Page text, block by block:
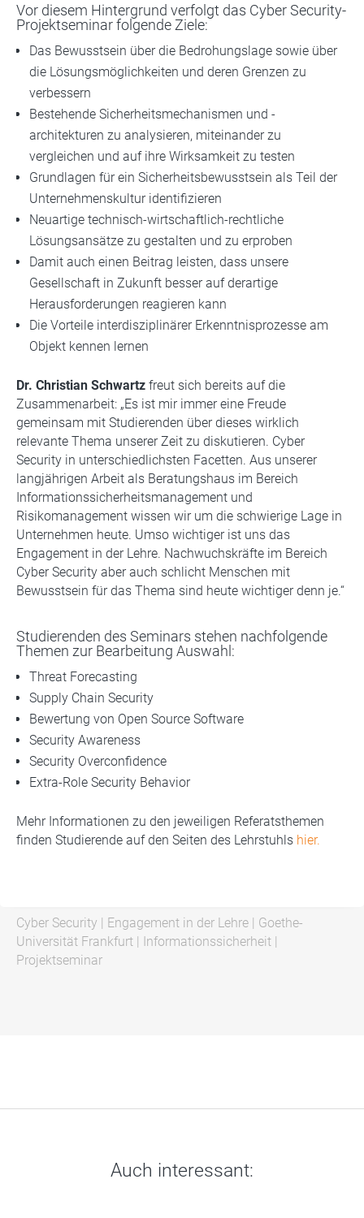
Vor diesem Hintergrund verfolgt das Cyber Security-
Projektseminar folgende Ziele:
Das Bewusstsein über die Bedrohungslage sowie über
die Lösungsmöglichkeiten und deren Grenzen zu
verbessern
Bestehende Sicherheitsmechanismen und -
architekturen zu analysieren, miteinander zu
vergleichen und auf ihre Wirksamkeit zu testen
Grundlagen für ein Sicherheitsbewusstsein als Teil der
Unternehmenskultur identifizieren
Neuartige technisch-wirtschaftlich-rechtliche
Lösungsansätze zu gestalten und zu erproben
Damit auch einen Beitrag leisten, dass unsere
Gesellschaft in Zukunft besser auf derartige
Herausforderungen reagieren kann
Die Vorteile interdisziplinärer Erkenntnisprozesse am
Objekt kennen lernen
Dr. Christian Schwartz freut sich bereits auf die
Zusammenarbeit: „Es ist mir immer eine Freude
gemeinsam mit Studierenden über dieses wirklich
relevante Thema unserer Zeit zu diskutieren. Cyber
Security in unterschiedlichsten Facetten. Aus unserer
langjährigen Arbeit als Beratungshaus im Bereich
Informationssicherheitsmanagement und
Risikomanagement wissen wir um die schwierige Lage in
Unternehmen heute. Umso wichtiger ist uns das
Engagement in der Lehre. Nachwuchskräfte im Bereich
Cyber Security aber auch schlicht Menschen mit
Bewusstsein für das Thema sind heute wichtiger denn je.“
Studierenden des Seminars stehen nachfolgende
Themen zur Bearbeitung Auswahl:
Threat Forecasting
Supply Chain Security
Bewertung von Open Source Software
Security Awareness
Security Overconfidence
Extra-Role Security Behavior
Mehr Informationen zu den jeweiligen Referatsthemen
finden Studierende auf den Seiten des Lehrstuhls hier.
Cyber Security | Engagement in der Lehre | Goethe-
Universität Frankfurt | Informationssicherheit |
Projektseminar
Auch interessant: